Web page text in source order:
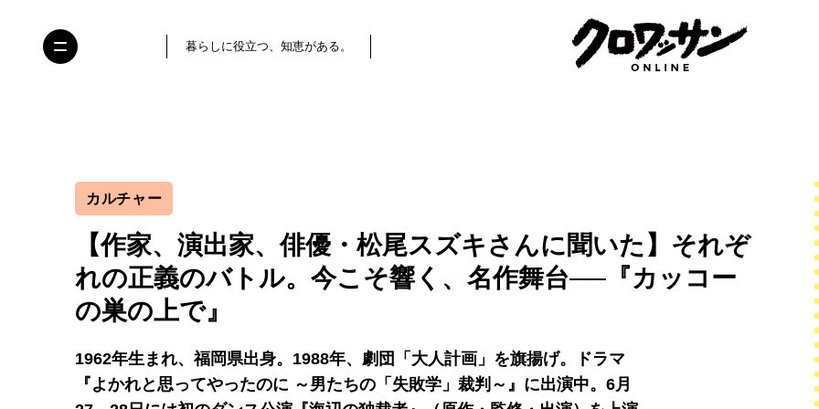
暮らしに役立つ、知恵がある。
カルチャー
【作家、演出家、俳優・松尾スズキさんに聞いた】それぞ
れの正義のバトル。今こそ響く、名作舞台──『カッコー
の巣の上で』
1962年生まれ、福岡県出身。1988年、劇団「大人計画」を旗揚げ。ドラマ
『よかれと思ってやったのに ～男たちの「失敗学」裁判～』に出演中。6月